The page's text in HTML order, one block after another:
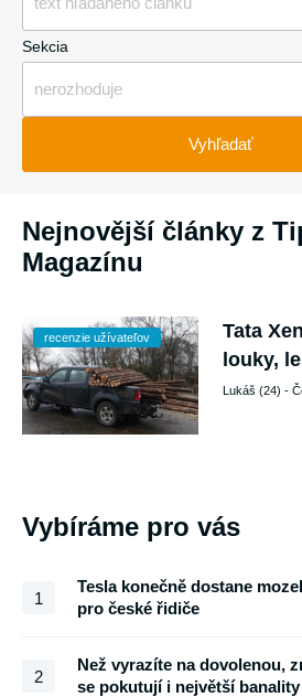
Sekcia
nerozhoduje
Vyhľadať
Nejnovější články z
Magazínu
recenzie užívateľov
Tata
louky,
Lukáš (24) -
Vybíráme pro vás
1
Tesla konečně dostane
pro české řidiče
2
Než vyrazíte na dovolenou,
se pokutují i největší banality